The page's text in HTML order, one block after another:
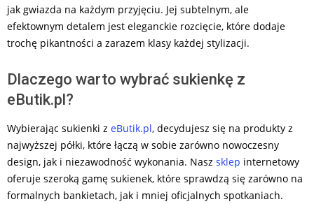
jak gwiazda na każdym przyjęciu. Jej subtelnym, ale
efektownym detalem jest eleganckie rozcięcie, które dodaje
trochę pikantności a zarazem klasy każdej stylizacji.
Dlaczego warto wybrać sukienkę z
eButik.pl?
Wybierając sukienki z eButik.pl, decydujesz się na produkty z
najwyższej półki, które łączą w sobie zarówno nowoczesny
design, jak i niezawodność wykonania. Nasz sklep internetowy
oferuje szeroką gamę sukienek, które sprawdzą się zarówno na
formalnych bankietach, jak i mniej oficjalnych spotkaniach.